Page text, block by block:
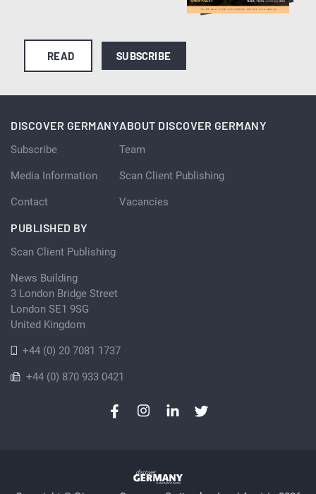
READ SUBSCRIBE
DISCOVER GERMANY
Subscribe
Media Information
Contact
ABOUT DISCOVER GERMANY
Team
Scan Client Publishing
Vacancies
PUBLISHED BY
Scan Client Publishing
News Building
3 London Bridge Street
London SE1 9SG
United Kingdom
+44 (0) 20 7081 1737
+44 (0) 870 933 0421